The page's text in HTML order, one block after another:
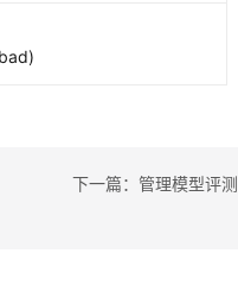
下一篇：管理模型评测